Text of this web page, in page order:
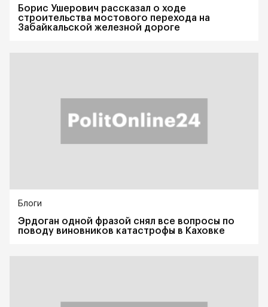
Борис Ушерович рассказал о ходе
строительства мостового перехода на
Забайкальской железной дороге
Блоги
Эрдоган одной фразой снял все вопросы по
поводу виновников катастрофы в Каховке